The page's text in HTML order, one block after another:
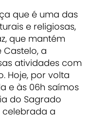
que é uma das
e religiosas,
que mantém
a
atividades com
Hoje, por volta
e às 06h saímos
do Sagrado
celebrada a